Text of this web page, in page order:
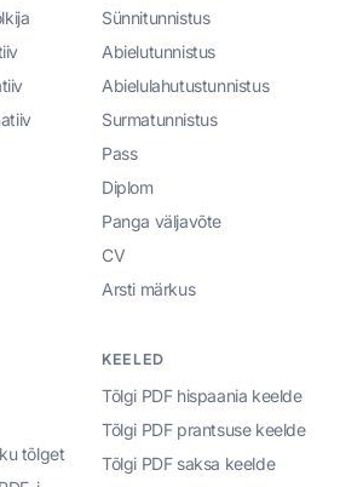
Sünnitunnistus
Abielutunnistus
Abielulahutustunnistus
Surmatunnistus
Pass
Diplom
Panga väljavõte
CV
Arsti märkus
tõlget
KEELED
Tõlgi PDF hispaania keelde
Tõlgi PDF prantsuse keelde
Tõlgi PDF saksa keelde